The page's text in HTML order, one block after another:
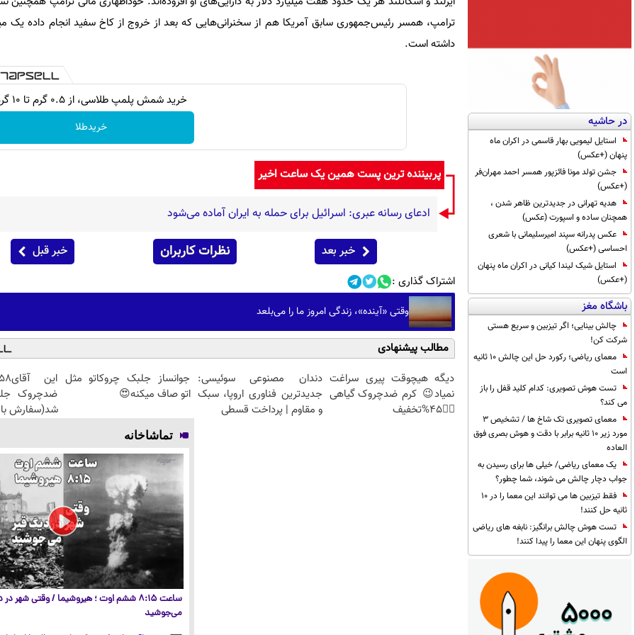
در حاشیه
استایل لیمویی بهار قاسمی در اکران ماه
پنهان (+عکس)
جشن تولد مونا فائزپور همسر احمد مهران‌فر
(+عکس)
هدیه تهرانی در جدیدترین ظاهر شدن ،
همچنان ساده و اسپورت (عکس)
عکس پدرانه سپند امیرسلیمانی با شعری
احساسی (+عکس)
استایل شیک لیندا کیانی در اکران ماه پنهان
(+عکس)
باشگاه مغز
چالش بینایی؛ اگر تیزبین و سریع هستی
شرکت کن!
معمای ریاضی؛ رکورد حل این چالش 10 ثانیه
است
تست هوش تصویری: کدام کلید قفل را باز
می کند؟
معمای تصویری تک شاخ ها / تشخیص 3
مورد زیر 10 ثانیه برابر با دقت و هوش بصری فوق
العاده
یک معمای ریاضی/ خیلی ها برای رسیدن به
جواب دچار چالش می شوند، شما چطور؟
فقط تیزبین ها می توانند این معما را در 10
ثانیه حل کنند!
تست هوش چالش برانگیز: نابغه های ریاضی
الگوی پنهان این معما را پیدا کنند!
ترامپ، همسر رئیس‌جمهوری سابق آمریکا هم از سخنرانی‌هایی که بعد از خروج از کاخ سفید انجام داده یک
داشته است.
خرید شمش پلمپ طلاسی، از ۰.۵ گرم تا ۱۰ گرم
خریدطلا
پربیننده ترین پست همین یک ساعت اخیر
ادعای رسانه عبری: اسرائیل برای حمله به ایران آماده می‌شود
خبر بعد نظرات کاربران خبر قبل
اشتراک گذاری :
وقتی «آینده»، زندگی امروز ما را می‌بلعد
مطالب پیشنهادی
دیگه هیچوقت پیری سراغت
نمیاد😉 کرم ضدچروک گیاهی
👈🏻45%تخفیف
دندان مصنوعی سوئیسی:
جدیدترین فناوری اروپا، سبک
و مقاوم | پرداخت قسطی
جوانساز جلبک چروکاتو مثل
اتو صاف میکنه😍
شد(سفارش
تماشاخانه
ساعت ۸:۱۵ ششم اوت ؛ هیروشیما / وقتی شهر
می‌جوشید